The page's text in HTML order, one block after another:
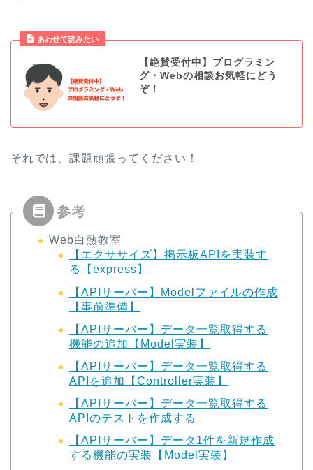
あわせて読みたい
【絶賛受付中】プログラミン
グ・Webの相談お気軽にどう
ぞ！
それでは、課題頑張ってください！
Web白熱教室
【エクササイズ】掲示板APIを実装す
る【express】
【APIサーバー】Modelファイルの作成
【事前準備】
【APIサーバー】データ一覧取得する
機能の追加【Model実装】
【APIサーバー】データ一覧取得する
APIを追加【Controller実装】
【APIサーバー】データ一覧取得する
APIのテストを作成する
【APIサーバー】データ1件を新規作成
する機能の実装【Model実装】